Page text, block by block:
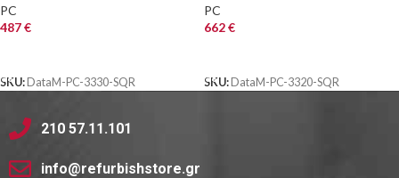
PC
487€
SKU: DataM-PC-3330-SQR
FreeDOS
PC
662€
SKU: DataM-PC-3320-SQR
210 57.11.101
info@refurbishstore.gr